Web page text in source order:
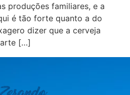
produções familiares, e a
é tão forte quanto a do
dizer que a cerveja
[…]